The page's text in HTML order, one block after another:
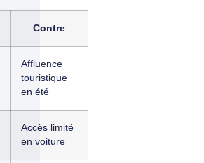
Contre
Affluence
touristique
en été
Accès limité
en voiture